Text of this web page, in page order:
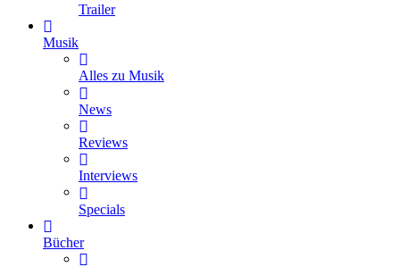
Trailer
Musik
Alles zu Musik
News
Reviews
Interviews
Specials
Bücher